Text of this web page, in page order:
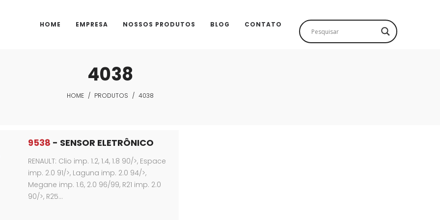
HOME EMPRESA NOSSOS PRODUTOS BLOG CONTATO
4038
HOME / PRODUTOS / 4038
9538 - SENSOR ELETRÔNICO
RENAULT: Clio imp. 1.2, 1.4, 1.8 90/>, Espace
imp. 2.0 91/>, Laguna imp. 2.0 94/>,
Megane imp. 1.6, 2.0 96/99, R21 imp. 2.0
90/>, R25…